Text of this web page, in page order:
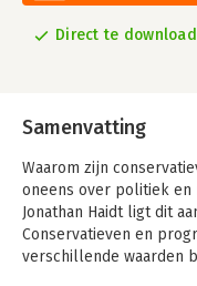
Direct te
Samenvatting
Waarom zijn
oneens over politiek en
Jonathan Haidt ligt dit
Conservatieven en
verschillende waarden